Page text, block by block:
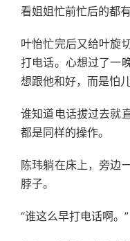
看姐姐忙前忙后的都
叶怡忙完后又给叶旋
打电话。心想过了一
想跟他和好，而是怕
谁知道电话拔过去就
都是同样的操作。
陈玮躺在床上，旁边
脖子。
“谁这么早打电话啊。”